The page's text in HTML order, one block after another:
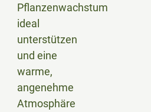
Pflanzenwachstum
ideal
unterstützen
und eine
warme,
angenehme
Atmosphäre